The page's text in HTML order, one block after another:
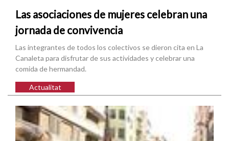
Las asociaciones de mujeres celebran una
jornada de convivencia
Las integrantes de todos los colectivos se dieron cita en La
Canaleta para disfrutar de sus actividades y celebrar una
comida de hermandad.
Actualitat